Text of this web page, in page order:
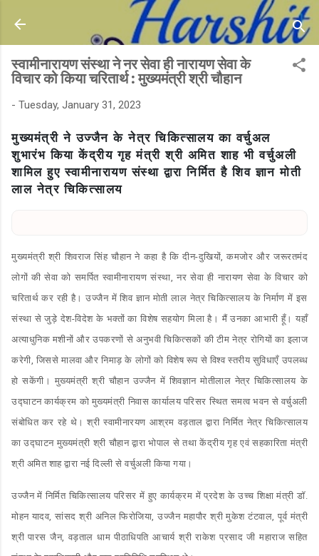
Skip to main content
स्वामीनारायण संस्था ने नर सेवा ही नारायण सेवा के
विचार को किया चरितार्थ : मुख्यमंत्री श्री चौहान
- Tuesday, January 31, 2023
मुख्यमंत्री ने उज्जैन के नेत्र चिकित्सालय का वर्चुअल
शुभारंभ कियाकेंद्रीय गृह मंत्री श्री अमित शाह भी वर्चुअली
शामिल हुएस्वामीनारायण संस्था द्वारा निर्मित है शिव ज्ञान मोती
लाल नेत्र चिकित्सालय
मुख्यमंत्री श्री शिवराज सिंह चौहान ने कहा है कि दीन-दुखियों, कमजोर और जरूरतमंद
लोगों की सेवा को समर्पित स्वामीनारायण संस्था, नर सेवा ही नारायण सेवा के विचार को
चरितार्थ कर रही है। उज्जैन में शिव ज्ञान मोती लाल नेत्र चिकित्सालय के निर्माण में इस
संस्था से जुड़े देश-विदेश के भक्तों का विशेष सहयोग मिला है। मैं उनका आभारी हूँ। यहाँ
अत्याधुनिक मशीनों और उपकरणों से अनुभवी चिकित्सकों की टीम नेत्र रोगियों का इलाज
करेगी, जिससे मालवा और निमाड़ के लोगों को विशेष रूप से विश्व स्तरीय सुविधाएँ उपलब्ध
हो सकेंगी। मुख्यमंत्री श्री चौहान उज्जैन में शिवज्ञान मोतीलाल नेत्र चिकित्सालय के
उद्घाटन कार्यक्रम को मुख्यमंत्री निवास कार्यालय परिसर स्थित समत्व भवन से वर्चुअली
संबोधित कर रहे थे। श्री स्वामीनारयण आश्रम वड़ताल द्वारा निर्मित नेत्र चिकित्सालय
का उद्घाटन मुख्यमंत्री श्री चौहान द्वारा भोपाल से तथा केंद्रीय गृह एवं सहकारिता मंत्री
श्री अमित शाह द्वारा नई दिल्ली से वर्चुअली किया गया।
उज्जैन में निर्मित चिकित्सालय परिसर में हुए कार्यक्रम में प्रदेश के उच्च शिक्षा मंत्री डॉ.
मोहन यादव, सांसद श्री अनिल फिरोजिया, उज्जैन महापौर श्री मुकेश टंटवाल, पूर्व मंत्री
श्री पारस जैन, वड़ताल धाम पीठाधिपति आचार्य श्री राकेश प्रसाद जी महाराज सहित